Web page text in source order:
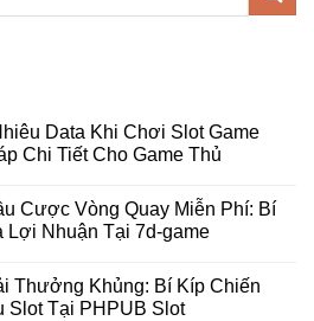
Data Khi Chơi Slot Game
Chi Tiết Cho Game Thủ
Cược Vòng Quay Miễn Phí: Bí
Lợi Nhuận Tại 7d-game
Thưởng Khủng: Bí Kíp Chiến
Slot Tại PHPUB Slot